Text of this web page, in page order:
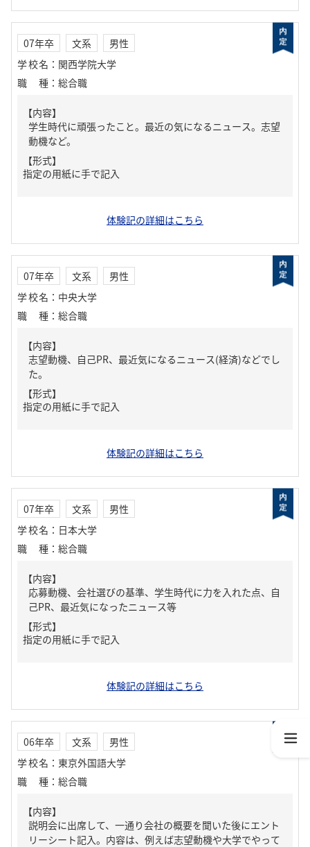
07年卒 文系
男性
学校名 ： 関西学院大学
職種 ： 総合職
【内容】
学生時代に頑張ったこと。最近の気になるニュース。志望
動機など。
【形式】
指定の用紙に手で記入
体験記の詳細はこちら
07年卒 文系
男性
学校名 ： 中央大学
職種 ： 総合職
【内容】
志望動機、自己PR、最近気になるニュース(経済)などでし
た。
【形式】
指定の用紙に手で記入
体験記の詳細はこちら
07年卒 文系
男性
学校名 ： 日本大学
職種 ： 総合職
【内容】
応募動機、会社選びの基準、学生時代に力を入れた点、自
己PR、最近気になったニュース等
【形式】
指定の用紙に手で記入
体験記の詳細はこちら
06年卒 文系
男性
学校名 ： 東京外国語大学
職種 ： 総合職
【内容】
説明会に出席して、一通り会社の概要を聞いた後にエント
リーシート記入。内容は、例えば志望動機や大学でやって